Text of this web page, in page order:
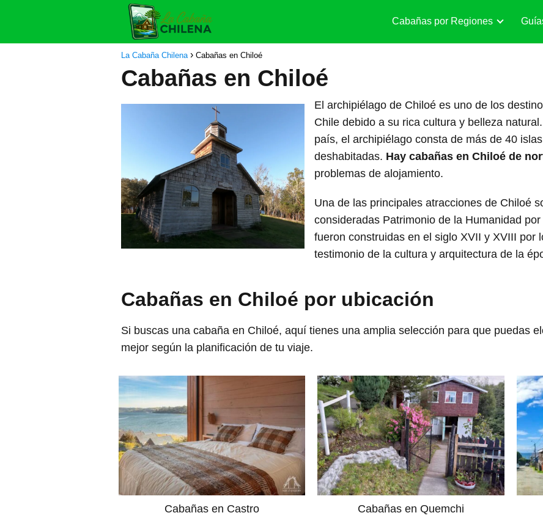
Cabañas por Regiones
La Cabaña Chilena Cabañas en Chiloé
Cabañas en Chiloé
El archipiélago de Chiloé es uno de los
Chile debido a su rica cultura y belleza
país, el archipiélago consta de más de 40
deshabitadas. Hay cabañas en Chiloé de
problemas de alojamiento.
Una de las principales atracciones de Chiloé
consideradas Patrimonio de la Humanidad
fueron construidas en el siglo XVII y XVIII por
testimonio de la cultura y arquitectura de la
Cabañas en Chiloé por ubicación
Si buscas una cabaña en Chiloé, aquí tienes una amplia selección para que puedas
mejor según la planificación de tu viaje.
Cabañas en Castro Cabañas en Quemchi